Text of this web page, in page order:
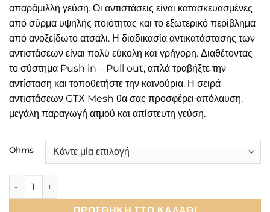
απαράμιλλη γεύση. Οι αντιστάσεις είναι κατασκευασμένες
από σύρμα υψηλής ποιότητας και το εξωτερικό περίβλημα
από ανοξείδωτο ατσάλι. Η διαδικασία αντικατάστασης των
αντιστάσεων είναι πολύ εύκολη και γρήγορη. Διαθέτοντας
το σύστημα Push in – Pull out, απλά τραβήξτε την
αντίσταση και τοποθετήστε την καινούρια. Η σειρά
αντιστάσεων GTΧ Mesh θα σας προσφέρει απόλαυση,
μεγάλη παραγωγή ατμού και απίστευτη γεύση.
Ohms
Vaporesso GTX Coils ποσότητα